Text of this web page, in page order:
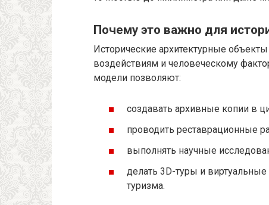
Почему это важно для
Исторические архитектурные
воздействиям и человеческому
модели позволяют:
создавать архивные копии в
проводить реставрационные
выполнять научные
делать 3D-туры и
туризма.